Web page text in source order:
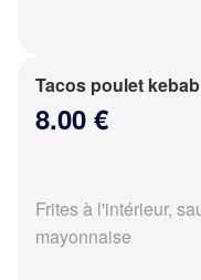
Tacos poulet kebab
8.00 €
Frites à l'intérieur,
mayonnaise